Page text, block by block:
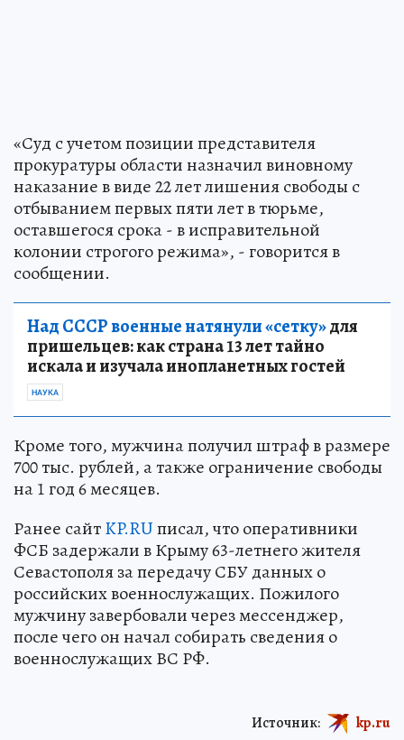
«Суд с учетом позиции представителя
прокуратуры области назначил виновному
наказание в виде 22 лет лишения свободы с
отбыванием первых пяти лет в тюрьме,
оставшегося срока - в исправительной
колонии строгого режима», - говорится в
сообщении.
Над СССР военные натянули «сетку»для
пришельцев: как страна 13 лет тайно
искала и изучала инопланетных гостей
НАУКА
Кроме того, мужчина получил штраф в размере
700 тыс. рублей, а также ограничение свободы
на 1 год 6 месяцев.
Ранее сайтKP.RUписал, что оперативники
ФСБ задержали в Крыму 63-летнего жителя
Севастополя за передачу СБУ данных о
российских военнослужащих. Пожилого
мужчину завербовали через мессенджер,
после чего он начал собирать сведения о
военнослужащих ВС РФ.
Источник: kp.ru